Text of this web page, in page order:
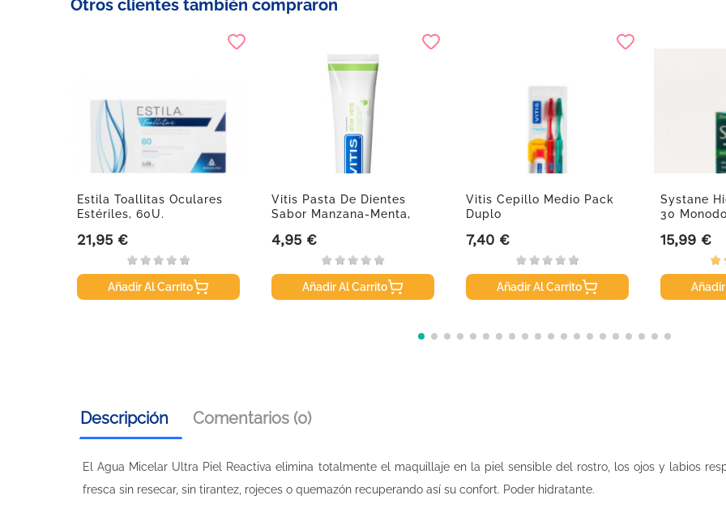
Otros clientes también compraron
Estila Toallitas Oculares
Estériles, 60U.
Precio
21,95 €
Añadir Al Carrito
Vitis Pasta De Dientes
Sabor Manzana-Menta,
Precio
4,95 €
Añadir Al Carrito
Vitis Cepillo Medio Pack
Duplo
Precio
7,40 €
Añadir Al Carrito
Systane
30
Precio
15,99 €
Descripción Comentarios (0)
El Agua Micelar Ultra Piel Reactiva elimina totalmente el maquillaje en la piel sensible del rostro, los ojos y labios
fresca sin resecar, sin tirantez, rojeces o quemazón recuperando así su confort. Poder hidratante.